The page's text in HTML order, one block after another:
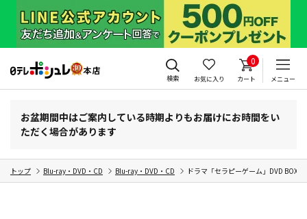
検索 お気に入り
0
カート メニュー
お盆期間中はご案内している時期よりもお届けにお時間をい
ただく場合があります
トップ Blu-ray・DVD・CD Blu-ray・DVD・CD ドラマ「セラピーゲーム」DVD BOX